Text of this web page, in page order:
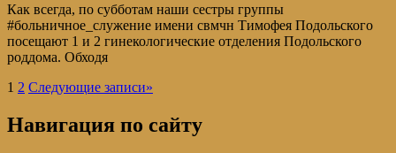
Как всегда, по субботам наши сестры группы
#больничное_служение имени свмчн Тимофея Подольского
посещают 1 и 2 гинекологические отделения Подольского
роддома. Обходя
1 2 Следующие записи»
Навигация по сайту